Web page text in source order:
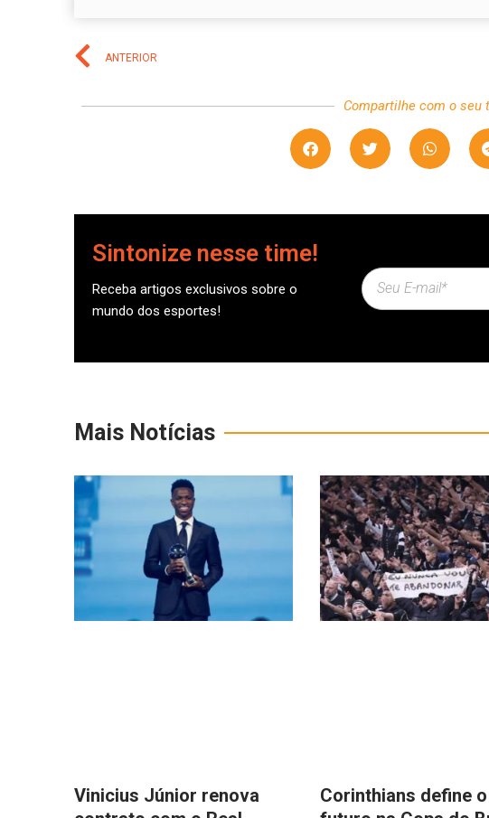
ANTERIOR
Compartilhe com o seu
Sintonize nesse time!
Receba artigos exclusivos sobre o
mundo dos esportes!
Mais Notícias
Vinicius Júnior renova
Corinthians define o